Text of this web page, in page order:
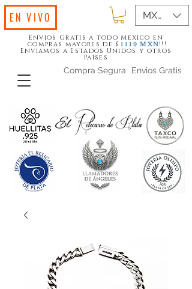
Envios Gratis
Compra Segura
Envios Gratis a todo Mexico en
compras mayores de $ 1119 MXN!!!
Enviamos a Estados Unidos y otros
Paises
MXN ($)
EN VIVO